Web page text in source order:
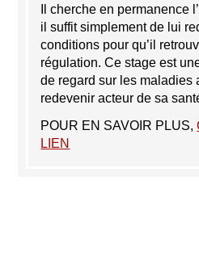
Il cherche en permanence
il suffit simplement de lui
conditions pour qu’il
régulation. Ce stage est
de regard sur les
redevenir acteur de sa
POUR EN SAVOIR PLUS,
LIEN